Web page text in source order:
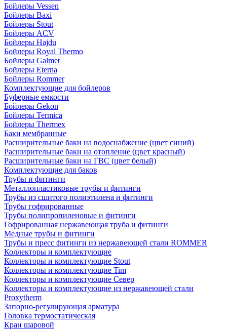
Бойлеры Vessen
Бойлеры Baxi
Бойлеры Stout
Бойлеры ACV
Бойлеры Hajdu
Бойлеры Royal Thermo
Бойлеры Galmet
Бойлеры Eterna
Бойлеры Rommer
Комплектующие для бойлеров
Буферные емкости
Бойлеры Gekon
Бойлеры Termica
Бойлеры Thermex
Баки мембранные
Расширительные баки на водоснабжение (цвет синий)
Расширительные баки на отопление (цвет красный)
Расширительные баки на ГВС (цвет белый)
Комплектующие для баков
Трубы и фитинги
Металлопластиковые трубы и фитинги
Трубы из сшитого полиэтилена и фитинги
Трубы гофрированные
Трубы полипропиленовые и фитинги
Гофрированная нержавеющая труба и фитинги
Медные трубы и фитинги
Трубы и пресс фитинги из нержавеющей стали ROMMER
Коллекторы и комплектующие
Коллекторы и комплектующие Stout
Коллекторы и комплектующие Tim
Коллекторы и комплектующие Север
Коллекторы и комплектующие из нержавеющей стали
Proxytherm
Запорно-регулирующая арматура
Головка термостатическая
Кран шаровой